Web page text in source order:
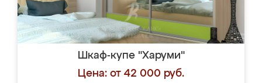
Шкаф-купе "Харуми"
Цена: от 42 000 руб.